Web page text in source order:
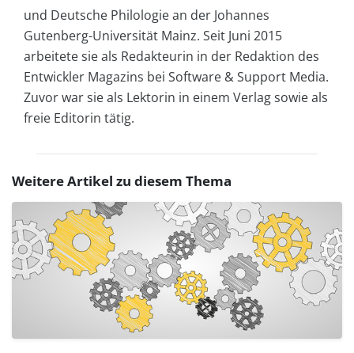
und Deutsche Philologie an der Johannes
Gutenberg-Universität Mainz. Seit Juni 2015
arbeitete sie als Redakteurin in der Redaktion des
Entwickler Magazins bei Software & Support Media.
Zuvor war sie als Lektorin in einem Verlag sowie als
freie Editorin tätig.
Weitere Artikel zu diesem Thema